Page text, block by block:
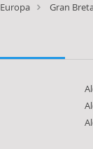
Europa Gran